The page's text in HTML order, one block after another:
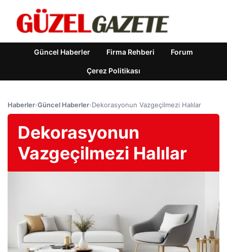
Güncel Haberler Firma Rehberi Forum
Çerez Politikası
Haberler›Güncel Haberler›Dekorasyonun Vazgeçilmezi Halılar
Dekorasyonun
Vazgeçilmezi Halılar